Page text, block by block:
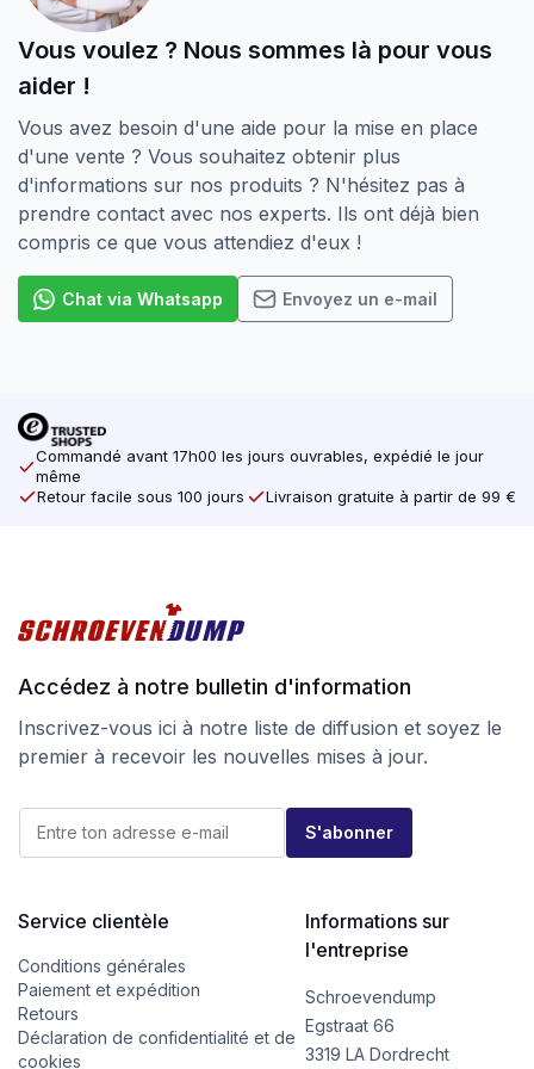
Vous voulez ? Nous sommes là pour vous
aider !
Vous avez besoin d'une aide pour la mise en place
d'une vente ? Vous souhaitez obtenir plus
d'informations sur nos produits ? N'hésitez pas à
prendre contact avec nos experts. Ils ont déjà bien
compris ce que vous attendiez d'eux !
Chat via Whatsapp Envoyez un e-mail
Commandé avant 17h00 les jours ouvrables, expédié le jour
même
Retour facile sous 100 jours
Livraison gratuite à partir de 99 €
Accédez à notre bulletin d'information
Inscrivez-vous ici à notre liste de diffusion et soyez le
premier à recevoir les nouvelles mises à jour.
a
*
E
m
l
S'abonner
Service clientèle
Conditions générales
Paiement et expédition
Retours
Déclaration de confidentialité et de
cookies
Informations sur
l'entreprise
Schroevendump
Egstraat 66
3319 LA Dordrecht